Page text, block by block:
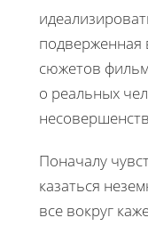
подверженная
сюжетов
о реальных
Поначалу
казаться
все вокруг